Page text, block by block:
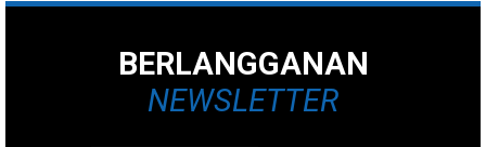
BERLANGGANAN
NEWSLETTER